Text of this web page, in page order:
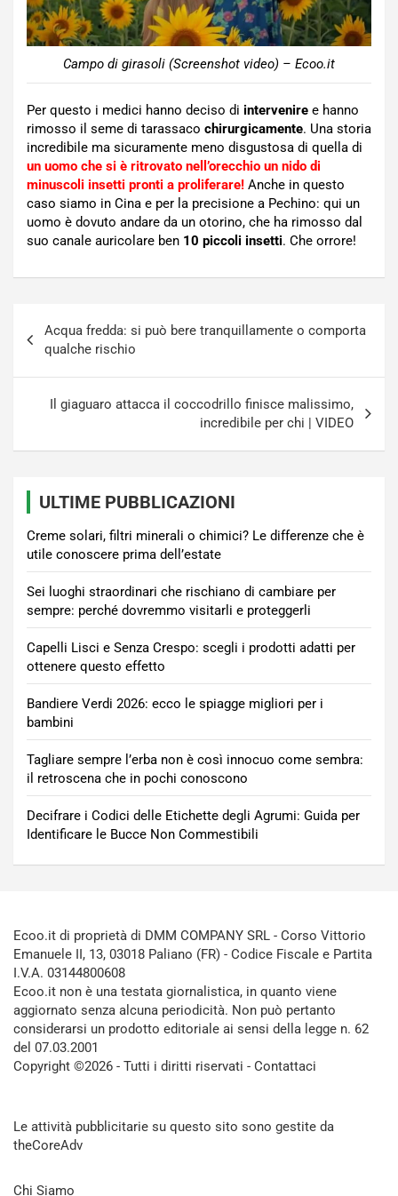
Campo di girasoli (Screenshot video) – Ecoo.it
Per questo i medici hanno deciso di intervenire e hanno
rimosso il seme di tarassaco chirurgicamente. Una storia
incredibile ma sicuramente meno disgustosa di quella di
un uomo che si è ritrovato nell’orecchio un nido di
minuscoli insetti pronti a proliferare! Anche in questo
caso siamo in Cina e per la precisione a Pechino: qui un
uomo è dovuto andare da un otorino, che ha rimosso dal
suo canale auricolare ben 10 piccoli insetti. Che orrore!
articoli
Acqua fredda: si può bere tranquillamente o comporta
qualche rischio
Il giaguaro attacca il coccodrillo finisce malissimo,
incredibile per chi | VIDEO
ULTIME PUBBLICAZIONI
Creme solari, filtri minerali o chimici? Le differenze che è
utile conoscere prima dell’estate
Sei luoghi straordinari che rischiano di cambiare per
sempre: perché dovremmo visitarli e proteggerli
Capelli Lisci e Senza Crespo: scegli i prodotti adatti per
ottenere questo effetto
Bandiere Verdi 2026: ecco le spiagge migliori per i
bambini
Tagliare sempre l’erba non è così innocuo come sembra:
il retroscena che in pochi conoscono
Decifrare i Codici delle Etichette degli Agrumi: Guida per
Identificare le Bucce Non Commestibili
Ecoo.it di proprietà di DMM COMPANY SRL - Corso Vittorio
Emanuele II, 13, 03018 Paliano (FR) - Codice Fiscale e Partita
I.V.A. 03144800608
Ecoo.it non è una testata giornalistica, in quanto viene
aggiornato senza alcuna periodicità. Non può pertanto
considerarsi un prodotto editoriale ai sensi della legge n. 62
del 07.03.2001
Copyright ©2026 - Tutti i diritti riservati - Contattaci
Le attività pubblicitarie su questo sito sono gestite da
theCoreAdv
Chi Siamo